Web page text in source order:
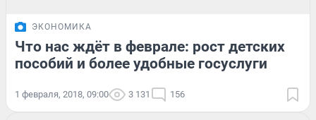
ЭКОНОМИКА
Что нас ждёт в феврале: рост детских
пособий и более удобные госуслуги
1 февраля, 2018, 09:00 3 131 156